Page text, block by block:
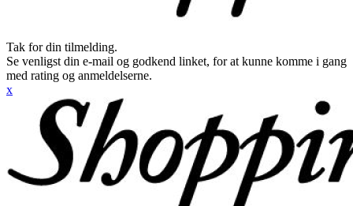
Tak for din tilmelding.
Se venligst din e-mail og godkend linket, for at kunne komme i gang
med rating og anmeldelserne.
x